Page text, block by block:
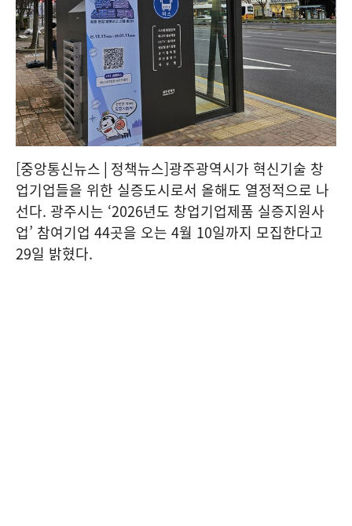
[중앙통신뉴스│정책뉴스]광주광역시가 혁신기술 창
업기업들을 위한 실증도시로서 올해도 열정적으로 나
선다. 광주시는 ‘2026년도 창업기업제품 실증지원사
업’ 참여기업 44곳을 오는 4월 10일까지 모집한다고
29일 밝혔다.